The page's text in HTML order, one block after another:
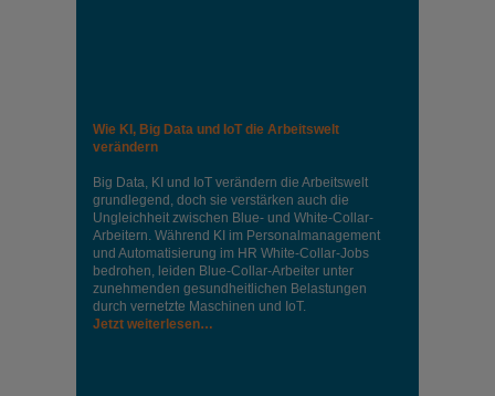
Wie KI, Big Data und IoT die Arbeitswelt
verändern
Big Data, KI und IoT verändern die Arbeitswelt
grundlegend, doch sie verstärken auch die
Ungleichheit zwischen Blue- und White-Collar-
Arbeitern. Während KI im Personalmanagement
und Automatisierung im HR White-Collar-Jobs
bedrohen, leiden Blue-Collar-Arbeiter unter
zunehmenden gesundheitlichen Belastungen
durch vernetzte Maschinen und IoT.
Jetzt weiterlesen…